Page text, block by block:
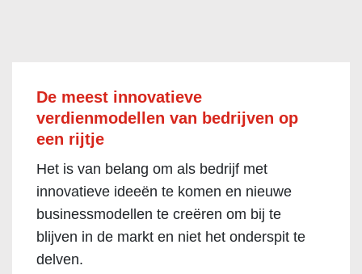
De meest innovatieve
verdienmodellen van bedrijven op
een rijtje
Het is van belang om als bedrijf met
innovatieve ideeën te komen en nieuwe
businessmodellen te creëren om bij te
blijven in de markt en niet het onderspit te
delven.